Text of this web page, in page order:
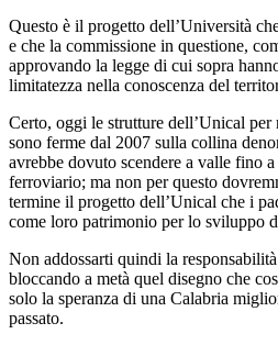
Questo è il progetto dell’Università
e che la commissione in questione,
approvando la legge di cui sopra
limitatezza nella conoscenza del
Certo, oggi le strutture dell’Unical
sono ferme dal 2007 sulla collina
avrebbe dovuto scendere a valle fino
ferroviario; ma non per questo
termine il progetto dell’Unical che i
come loro patrimonio per lo sviluppo
Non addossarti quindi la
bloccando a metà quel disegno che
solo la speranza di una Calabria
passato.